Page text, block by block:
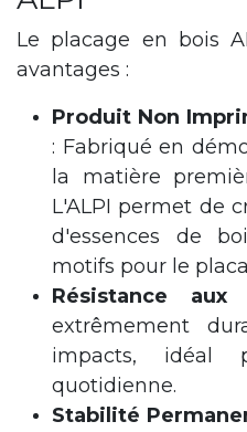
Le placage en bois
avantages :
Produit Non
: Fabriqué en
la matière
L'ALPI permet de
d'essences de
motifs pour le
Résistance aux
extrêmement
impacts, idéal
quotidienne.
Stabilité